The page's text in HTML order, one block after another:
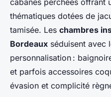
thématiques dotées de
tamisée. Les chambres
Bordeaux séduisent avec
personnalisation :
et parfois accessoires
évasion et complicité